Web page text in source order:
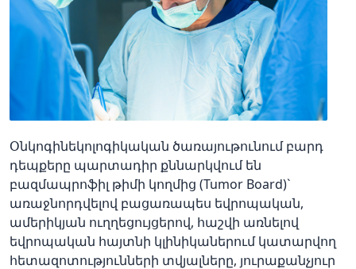
Օնկոգինեկոլոգիկական ծառայութունում բարդ
դեպքերը պարտադիր քննարկվում են
բազմապրոֆիլ թիմի կողմից (Tumor Board)`
առաջնորդվելով բացառապես եվրոպական,
ամերիկյան ուղղեցույցերով, հաշվի առնելով
եվրոպական հայտնի կլինիկաներում կատարվող
հետազոտությունների տվյալները, յուրաքանչյուր